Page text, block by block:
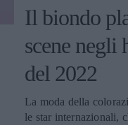
Il biondo
scene negli
del 2022
La moda della
le star internazionali,